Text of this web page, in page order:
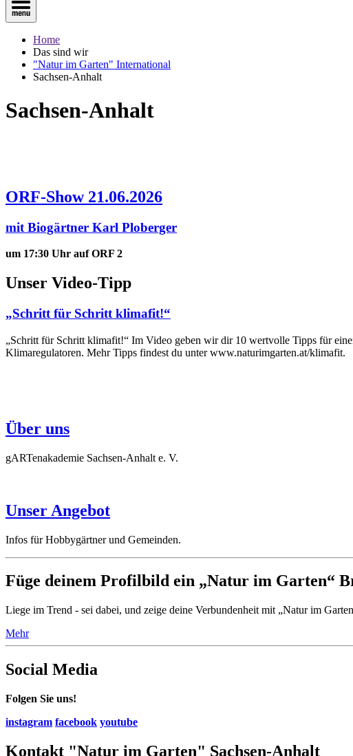
Home
Das sind wir
"Natur im Garten" International
Sachsen-Anhalt
Sachsen-Anhalt
ORF-Show 21.06.2026
mit Biogärtner Karl Ploberger
um 17:30 Uhr auf ORF 2
Unser Video-Tipp
„Schritt für Schritt klimafit!“
„Schritt für Schritt klimafit!“ Im Video geben wir dir 10 wertvolle Tipps für
Klimaregulatoren. Mehr Tipps findest du unter www.naturimgarten.at/klimafit.
Über uns
gARTenakademie Sachsen-Anhalt e. V.
Unser Angebot
Infos für Hobbygärtner und Gemeinden.
Füge deinem Profilbild ein „Natur im Garten“
Liege im Trend - sei dabei, und zeige deine Verbundenheit mit „Natur im
Mehr
Social Media
Folgen Sie uns!
instagram facebook youtube
Kontakt "Natur im Garten" Sachsen-Anhalt